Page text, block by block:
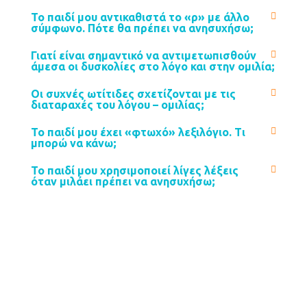
Το παιδί μου αντικαθιστά το «ρ» με άλλο
σύμφωνο. Πότε θα πρέπει να ανησυχήσω;
Γιατί είναι σημαντικό να αντιμετωπισθούν
άμεσα οι δυσκολίες στο λόγο και στην ομιλία;
Οι συχνές ωτίτιδες σχετίζονται με τις
διαταραχές του λόγου – ομιλίας;
Το παιδί μου έχει «φτωχό» λεξιλόγιο. Τι
μπορώ να κάνω;
Το παιδί μου χρησιμοποιεί λίγες λέξεις
όταν μιλάει πρέπει να ανησυχήσω;